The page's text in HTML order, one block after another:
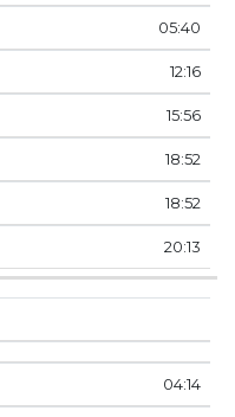
05:40
12:16
15:56
18:52
18:52
20:13
04:14